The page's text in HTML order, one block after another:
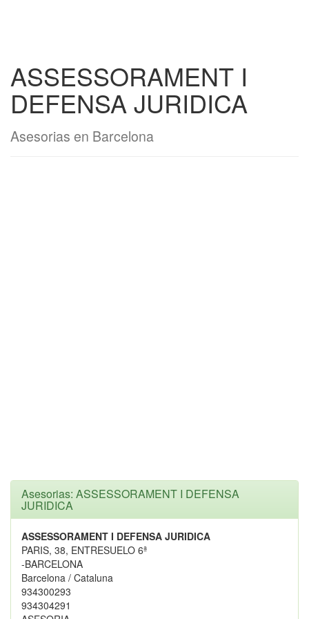
ASSESSORAMENT I
DEFENSA JURIDICA
Asesorias en Barcelona
Asesorias: ASSESSORAMENT I DEFENSA
JURIDICA
ASSESSORAMENT I DEFENSA JURIDICA
PARIS, 38, ENTRESUELO 6ª
-BARCELONA
Barcelona / Cataluna
934300293
934304291